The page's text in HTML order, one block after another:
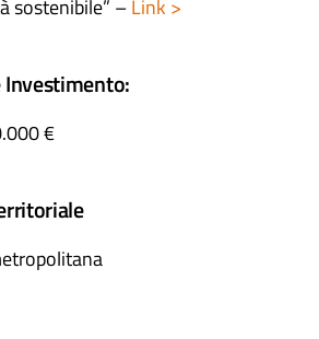
sostenibile” –Link >
Investimento:
€